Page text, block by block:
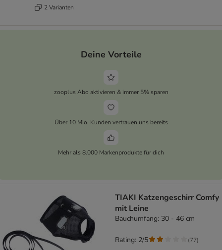
2 Varianten
Deine Vorteile
zooplus Abo aktivieren & immer 5% sparen
Über 10 Mio. Kunden vertrauen uns bereits
Mehr als 8.000 Markenprodukte für dich
TIAKI Katzengeschirr Comfy
mit Leine
Bauchumfang: 30 - 46 cm
Rating: 2/5 (77)